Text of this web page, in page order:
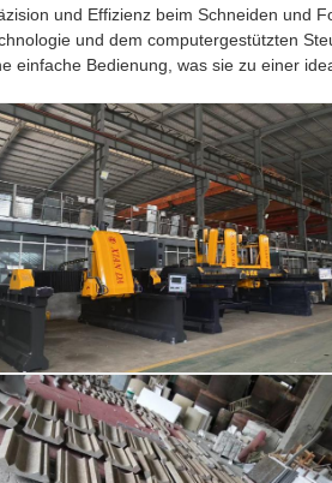
und Effizienz beim Schneiden und
und dem computergestützten
einfache Bedienung, was sie zu einer